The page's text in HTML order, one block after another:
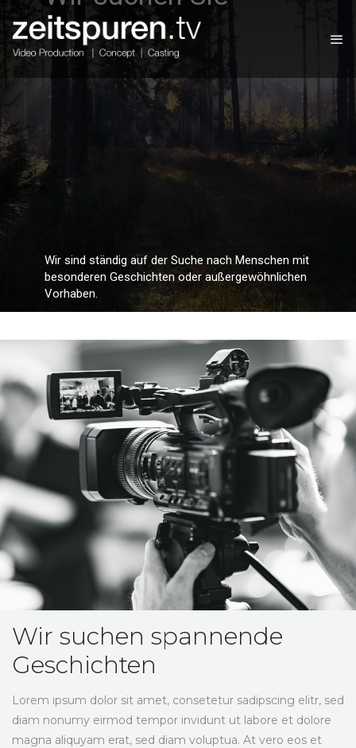
Wir sind ständig auf der Suche nach Menschen mit
besonderen Geschichten oder außergewöhnlichen
Vorhaben.
Mehr erfahren
Wir suchen spannende
Geschichten
Lorem ipsum dolor sit amet, consetetur sadipscing elitr, sed
diam nonumy eirmod tempor invidunt ut labore et dolore
magna aliquyam erat, sed diam voluptua. At vero eos et